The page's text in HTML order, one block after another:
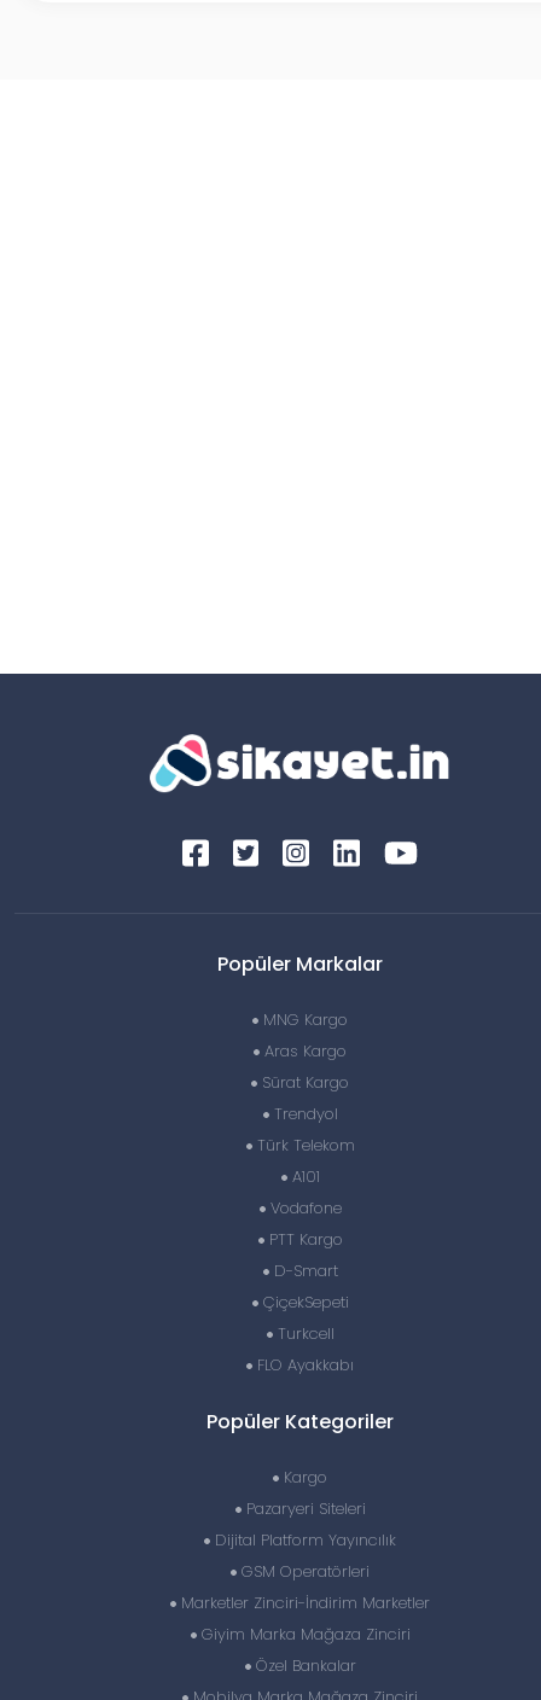
Popüler Markalar
MNG Kargo
Aras Kargo
Sürat Kargo
Trendyol
Türk Telekom
A101
Vodafone
PTT Kargo
D-Smart
ÇiçekSepeti
Turkcell
FLO Ayakkabı
Popüler Kategoriler
Kargo
Pazaryeri Siteleri
Dijital Platform Yayıncılık
GSM Operatörleri
Marketler Zinciri-İndirim Marketler
Giyim Marka Mağaza Zinciri
Özel Bankalar